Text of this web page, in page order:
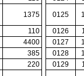
1375 0125
110 0126
4400 0127
385 0128
220 0129